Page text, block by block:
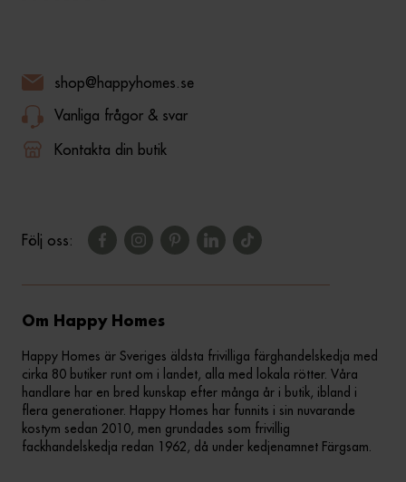
shop@happyhomes.se
Vanliga frågor & svar
Kontakta din butik
Följ oss:
Om Happy Homes
Happy Homes är Sveriges äldsta frivilliga färghandelskedja med
cirka 80 butiker runt om i landet, alla med lokala rötter. Våra
handlare har en bred kunskap efter många år i butik, ibland i
flera generationer. Happy Homes har funnits i sin nuvarande
kostym sedan 2010, men grundades som frivillig
fackhandelskedja redan 1962, då under kedjenamnet Färgsam.